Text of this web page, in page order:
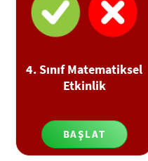
4. Sınıf Matematiksel
Etkinlik
BAŞLAT